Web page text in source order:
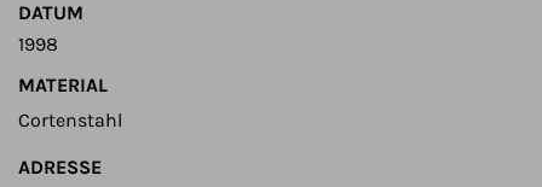
DATUM
1998
MATERIAL
Cortenstahl
ADRESSE